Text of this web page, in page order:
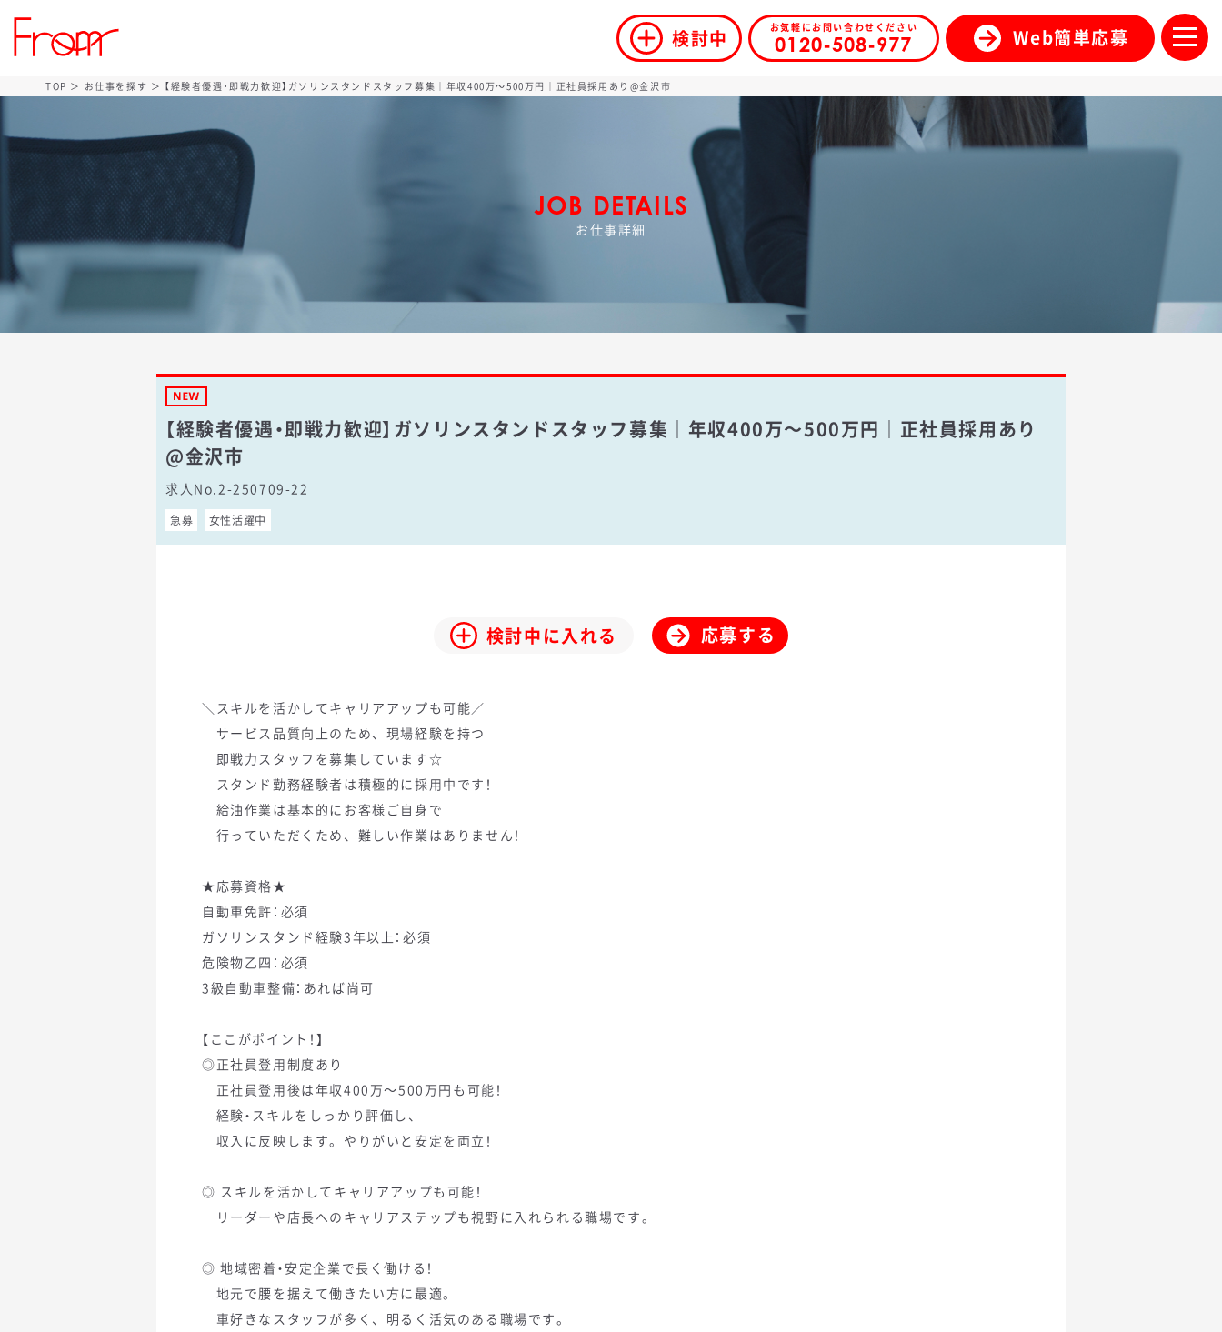
検討中 お気軽にお問い合わせください
0120-508-977 Web簡単応募
TOP ＞ お仕事を探す ＞ 【経験者優遇・即戦力歓迎】ガソリンスタンドスタッフ募集｜年収400万～500万円｜正社員採用あり@金沢市
JOB DETAILS
お仕事詳細
【経験者優遇・即戦力歓迎】ガソリンスタンドスタッフ募集｜年収400万～500万円｜正社員採用あり
@金沢市
求人No.2-250709-22
急募 女性活躍中
検討中に入れる 応募する
＼スキルを活かしてキャリアアップも可能／
サービス品質向上のため、現場経験を持つ
即戦力スタッフを募集しています☆
スタンド勤務経験者は積極的に採用中です！
給油作業は基本的にお客様ご自身で
行っていただくため、難しい作業はありません！
★応募資格★
自動車免許：必須
ガソリンスタンド経験3年以上：必須
危険物乙四：必須
3級自動車整備：あれば尚可
【ここがポイント！】
◎正社員登用制度あり
正社員登用後は年収400万～500万円も可能！
経験・スキルをしっかり評価し、
収入に反映します。やりがいと安定を両立！
◎ スキルを活かしてキャリアアップも可能！
リーダーや店長へのキャリアステップも視野に入れられる職場です。
◎ 地域密着・安定企業で長く働ける！
地元で腰を据えて働きたい方に最適。
車好きなスタッフが多く、明るく活気のある職場です。